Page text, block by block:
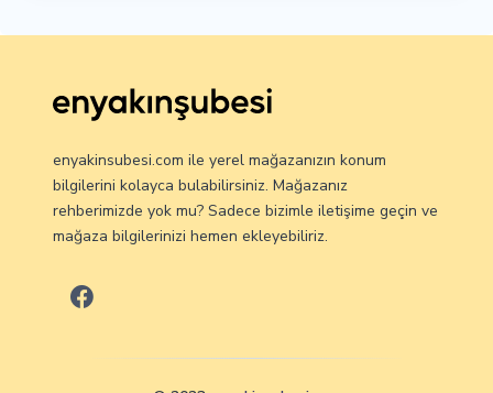
enyakinsubesi.com ile yerel mağazanızın konum
bilgilerini kolayca bulabilirsiniz. Mağazanız
rehberimizde yok mu? Sadece bizimle iletişime geçin ve
mağaza bilgilerinizi hemen ekleyebiliriz.